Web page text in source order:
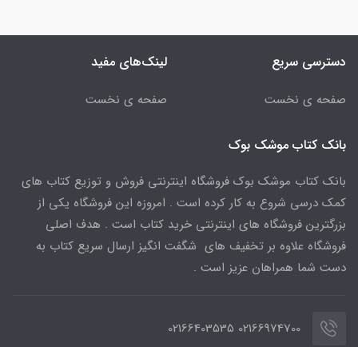
دسترسی سریع
صفحه ی نخست
لینک‌های مفید
صفحه ی نخست
بانک کتاب موشک بوک
بانک کتاب موشک بوک فروشگاه اینترنتی فروش و توزیع کتاب های
کمک درسی شروع به کار کرده است . امروزه این فروشگاه یکی از
بزرگترین فروشگاه های اینترنتی خرید کتاب است . هدف اصلی
فروشگاه علاوه بر تخفیف های شگفت انگیز ارسال سریع کتاب به
دست شما همراهان عزیز است .
02166974700 02166403535